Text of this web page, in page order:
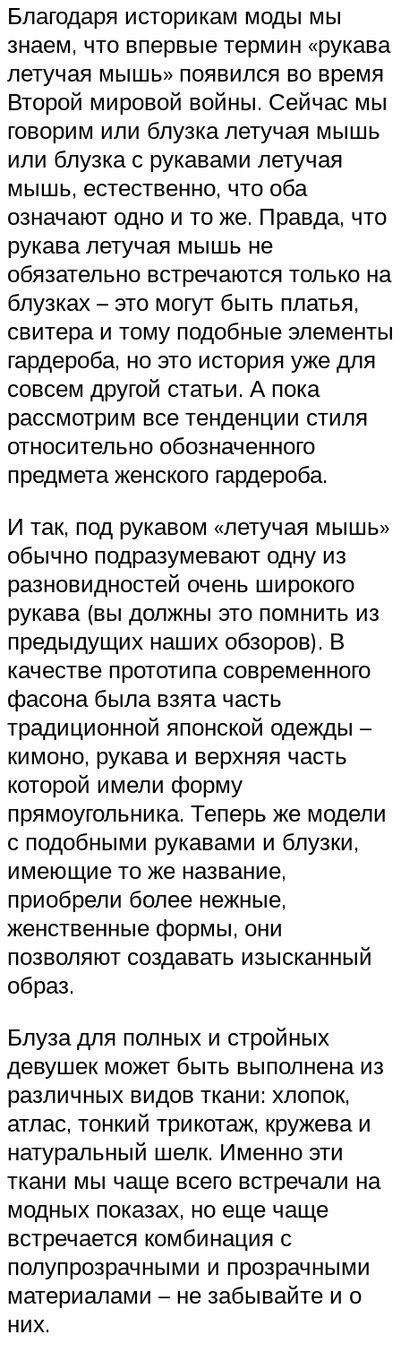
Благодаря историкам моды мы
знаем, что впервые термин «рукава
летучая мышь» появился во время
Второй мировой войны. Сейчас мы
говорим или блузка летучая мышь
или блузка с рукавами летучая
мышь, естественно, что оба
означают одно и то же. Правда, что
рукава летучая мышь не
обязательно встречаются только на
блузках – это могут быть платья,
свитера и тому подобные элементы
гардероба, но это история уже для
совсем другой статьи. А пока
рассмотрим все тенденции стиля
относительно обозначенного
предмета женского гардероба.
И так, под рукавом «летучая мышь»
обычно подразумевают одну из
разновидностей очень широкого
рукава (вы должны это помнить из
предыдущих наших обзоров). В
качестве прототипа современного
фасона была взята часть
традиционной японской одежды –
кимоно, рукава и верхняя часть
которой имели форму
прямоугольника. Теперь же модели
с подобными рукавами и блузки,
имеющие то же название,
приобрели более нежные,
женственные формы, они
позволяют создавать изысканный
образ.
Блуза для полных и стройных
девушек может быть выполнена из
различных видов ткани: хлопок,
атлас, тонкий трикотаж, кружева и
натуральный шелк. Именно эти
ткани мы чаще всего встречали на
модных показах, но еще чаще
встречается комбинация с
полупрозрачными и прозрачными
материалами – не забывайте и о
них.